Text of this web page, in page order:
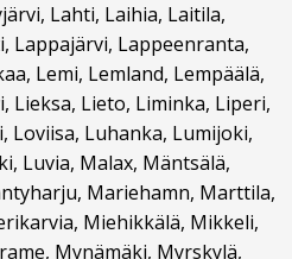
Lahti, Laihia, Laitila,
Lappajärvi, Lappeenranta,
Lemi, Lemland, Lempäälä,
Lieksa, Lieto, Liminka, Liperi,
Loviisa, Luhanka, Lumijoki,
Luvia, Malax, Mäntsälä,
Mariehamn, Marttila,
Miehikkälä, Mikkeli,
Mynämäki, Myrskylä,